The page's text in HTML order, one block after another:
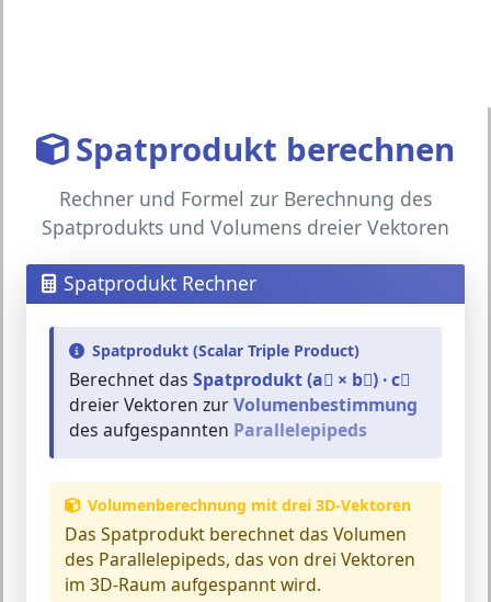
Spatprodukt berechnen
Rechner und Formel zur Berechnung des
Spatprodukts und Volumens dreier Vektoren
Spatprodukt Rechner
Spatprodukt (Scalar Triple Product)
Berechnet das Spatprodukt (a⃗ × b⃗) · c⃗
dreier Vektoren zurVolumenbestimmung
des aufgespannten Parallelepipeds
Volumenberechnung mit drei 3D-Vektoren
Das Spatprodukt berechnet das Volumen
des Parallelepipeds, das von drei Vektoren
im 3D-Raum aufgespannt wird.